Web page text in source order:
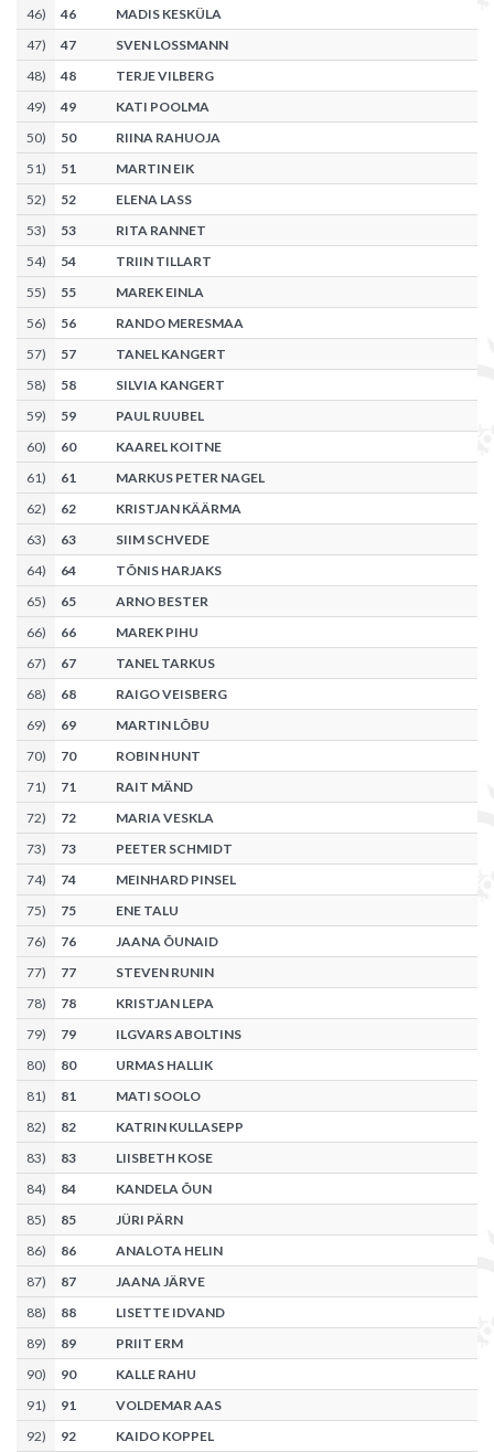
46) 46
MADIS KESKÜLA
47) 47
SVEN LOSSMANN
48) 48
TERJE VILBERG
49) 49
KATI POOLMA
50) 50
RIINA RAHUOJA
51) 51
MARTIN EIK
52) 52
ELENA LASS
53) 53
RITA RANNET
54) 54
TRIIN TILLART
55) 55
MAREK EINLA
56) 56
RANDO MERESMAA
57) 57
TANEL KANGERT
58) 58
SILVIA KANGERT
59) 59
PAUL RUUBEL
60) 60
KAAREL KOITNE
61) 61
MARKUS PETER NAGEL
62) 62
KRISTJAN KÄÄRMA
63) 63
SIIM SCHVEDE
64) 64
TÕNIS HARJAKS
65) 65
ARNO BESTER
66) 66
MAREK PIHU
67) 67
TANEL TARKUS
68) 68
RAIGO VEISBERG
69) 69
MARTIN LÕBU
70) 70
ROBIN HUNT
71) 71
RAIT MÄND
72) 72
MARIA VESKLA
73) 73
PEETER SCHMIDT
74) 74
MEINHARD PINSEL
75) 75
ENE TALU
76) 76
JAANA ÕUNAID
77) 77
STEVEN RUNIN
78) 78
KRISTJAN LEPA
79) 79
ILGVARS ABOLTINS
80) 80
URMAS HALLIK
81) 81
MATI SOOLO
82) 82
KATRIN KULLASEPP
83) 83
LIISBETH KOSE
84) 84
KANDELA ÕUN
85) 85
JÜRI PÄRN
86) 86
ANALOTA HELIN
87) 87
JAANA JÄRVE
88) 88
LISETTE IDVAND
89) 89
PRIIT ERM
90) 90
KALLE RAHU
91) 91
VOLDEMAR AAS
92) 92 KAIDO KOPPEL